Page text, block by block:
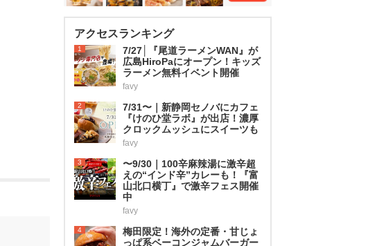
アクセスランキング
1
7/27│『尾道ラーメンWAN』が
広島HiroPaにオープン！キッズ
ラーメン無料イベント開催
favy
2
7/31〜｜新静岡セノバにカフェ
『けのひ堂ラボ』が出店！濃厚
クロックムッシュにスイーツも
favy
3
〜9/30｜100辛麻辣湯に激辛超
えの“インド辛”カレーも！『富
山北口横丁』で激辛フェス開催
中
favy
4
梅田限定！海外の定番・甘じょ
っぱ系ベーコンジャムバーガー